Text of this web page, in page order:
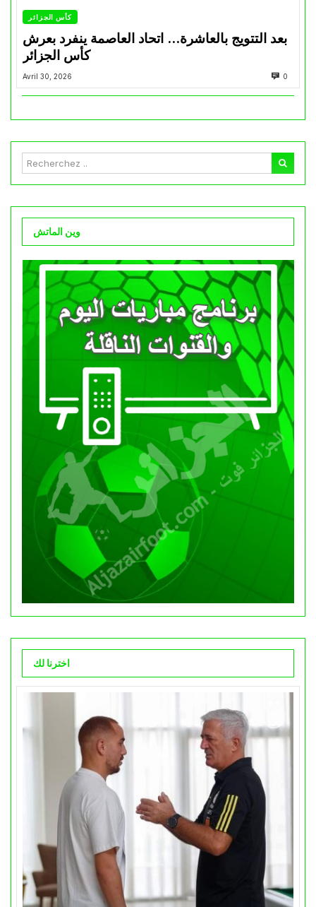
كأس الجزائر
بعد التتويج بالعاشرة… اتحاد العاصمة ينفرد بعرش
كأس الجزائر
Avril 30, 2026 0
وين الماتش
اخترنا لك